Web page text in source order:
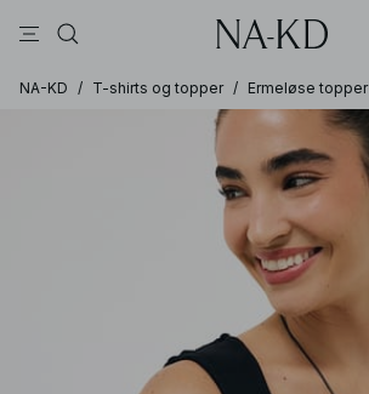
NA-KD / T-shirts og topper / Ermeløse topper